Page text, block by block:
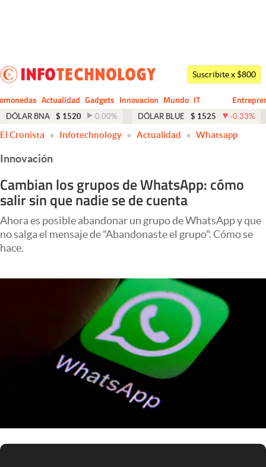
Dólar
Economía y Política
Finanzas y Mercados
Mercados Online
Negocios
Columnistas
Otras secciones
Eventos Corporativos
abre en nueva pestaña
Suscribite x $800
Actualidad Gadgets Innovacion Mundo
CIO
IT
Business
DÓLAR BNA $ 1520 0.00% DÓLAR BLUE $ 1525 -0.33%
El Cronista Infotechnology Actualidad Whatsapp
Innovación
Cambian los grupos de WhatsApp: cómo
salir sin que nadie se de cuenta
Ahora es posible abandonar un grupo de WhatsApp y que
no salga el mensaje de "Abandonaste el grupo". Cómo se
hace.